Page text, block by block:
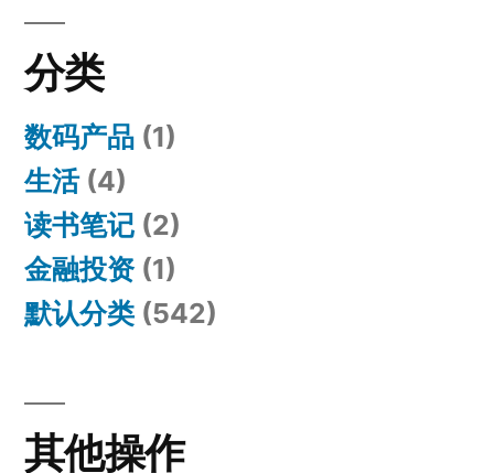
分类
数码产品 (1)
生活(4)
读书笔记 (2)
金融投资(1)
默认分类 (542)
其他操作